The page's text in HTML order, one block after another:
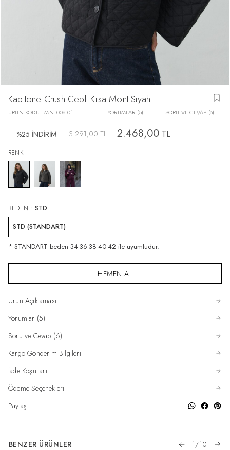
Kapitone Crush Cepli Kısa Mont Siyah
ÜRÜN KODU :MNT008.01 YORUMLAR (5) SORU VE CEVAP (6)
%25 İNDİRİM 3.291,00TL 2.468,00 TL
RENK
BEDEN : STD
STD (STANDART)
* STANDART beden 34-36-38-40-42 ile uyumludur.
HEMEN AL
Ürün Açıklaması
Yorumlar (5)
Soru ve Cevap (6)
Kargo Gönderim Bilgileri
İade Koşulları
Ödeme Seçenekleri
Paylaş
BENZER ÜRÜNLER 1/10